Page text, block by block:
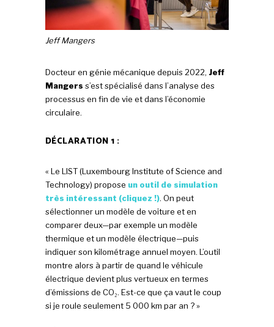
Jeff Mangers
Docteur en génie mécanique depuis 2022, Jeff
Mangers s’est spécialisé dans l’analyse des
processus en fin de vie et dans l’économie
circulaire.
DÉCLARATION 1 :
« Le LIST (Luxembourg Institute of Science and
Technology) propose un outil de simulation
très intéressant (cliquez !). On peut
sélectionner un modèle de voiture et en
comparer deux—par exemple un modèle
thermique et un modèle électrique—puis
indiquer son kilométrage annuel moyen. L’outil
montre alors à partir de quand le véhicule
électrique devient plus vertueux en termes
d’émissions de CO₂. Est-ce que ça vaut le coup
si je roule seulement 5 000 km par an ? »